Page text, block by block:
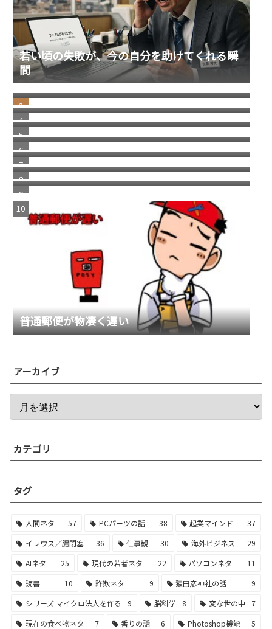
若い頃の失敗が、今の自分を助けてくれる瞬
間
windows11 への切り替え Becky2 メール 設定
の移行
日本にはパソコン修理店が多いという話
2026/1 Update Paypal／ペイパルで月末残高
（入金）を確認する方法 リニューアル版
消えた スコッチブランドの 貼ってはがせるテ
ープ
車が語る お金持ちの概念
福岡銀行の相次ぐ不祥事
きっかけはチャラいドラマだった
普通郵便が物凄く遅い
アーカイブ
カテゴリ
タグ
人間ネタ 57 PCパーツの話 38 起業マインド
37
イレウス／腸閉塞
36 仕事観 30 海外ビジネス
29
AIネタ
25 現代の若者ネタ 22 パソコンネタ
11
読書
10 詐欺ネタ 9 猿田彦神社の話
9
シリーズ マイクロ法人を作る
9 脳科学 8 変な世の中
7
現在の食べ物ネタ
7 香りの話 6 Photoshop機能 5